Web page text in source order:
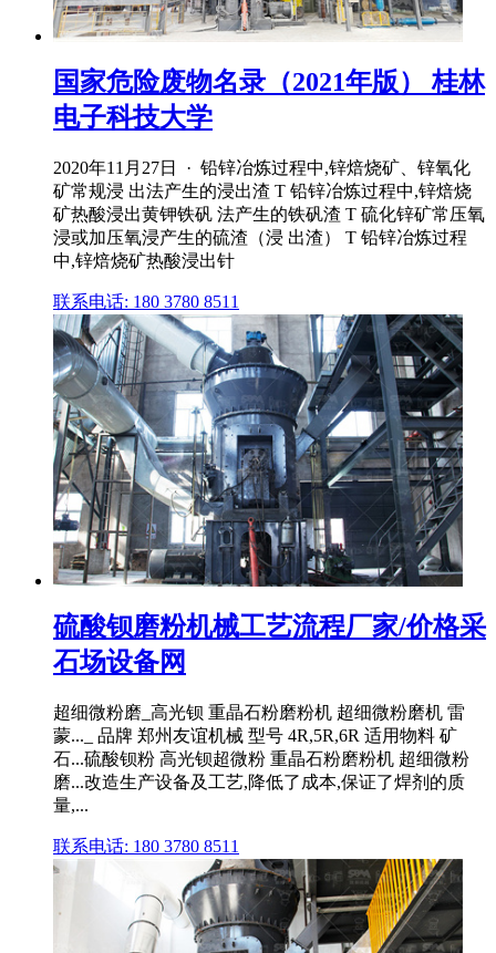
国家危险废物名录（2021年版） 桂林
电子科技大学
2020年11月27日 · 铅锌冶炼过程中,锌焙烧矿、锌氧化
矿常规浸 出法产生的浸出渣 T 铅锌冶炼过程中,锌焙烧
矿热酸浸出黄钾铁矾 法产生的铁矾渣 T 硫化锌矿常压氧
浸或加压氧浸产生的硫渣（浸 出渣） T 铅锌冶炼过程
中,锌焙烧矿热酸浸出针
联系电话: 180 3780 8511
硫酸钡磨粉机械工艺流程厂家/价格采
石场设备网
超细微粉磨_高光钡 重晶石粉磨粉机 超细微粉磨机 雷
蒙..._ 品牌 郑州友谊机械 型号 4R,5R,6R 适用物料 矿
石...硫酸钡粉 高光钡超微粉 重晶石粉磨粉机 超细微粉
磨...改造生产设备及工艺,降低了成本,保证了焊剂的质
量,...
联系电话: 180 3780 8511